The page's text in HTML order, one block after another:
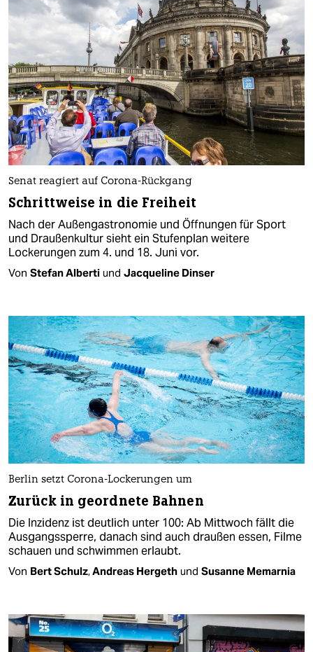
Senat reagiert auf Corona-Rückgang
Schrittweise in die Freiheit
Nach der Außengastronomie und Öffnungen für Sport
und Draußenkultur sieht ein Stufenplan weitere
Lockerungen zum 4. und 18. Juni vor.
Von Stefan Alberti und Jacqueline Dinser
Berlin setzt Corona-Lockerungen um
Zurück in geordnete Bahnen
Die Inzidenz ist deutlich unter 100: Ab Mittwoch fällt die
Ausgangssperre, danach sind auch draußen essen, Filme
schauen und schwimmen erlaubt​.
Von Bert Schulz,Andreas Hergeth und Susanne Memarnia